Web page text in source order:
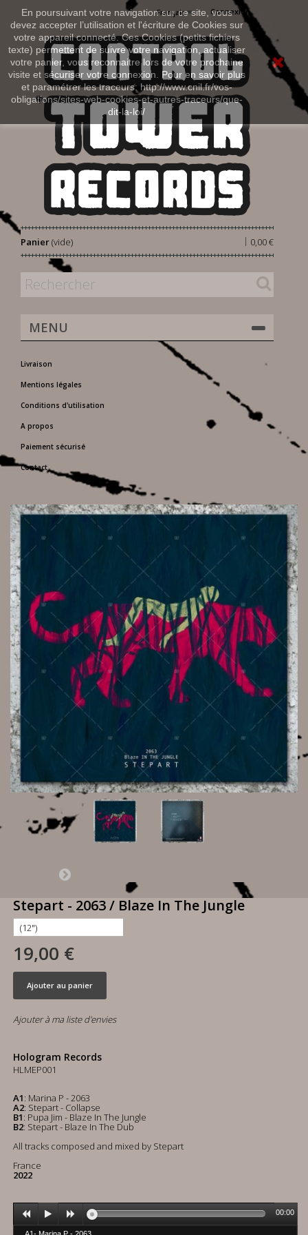
En poursuivant votre navigation sur ce site, vous
devez accepter l’utilisation et l'écriture de Cookies sur
votre appareil connecté. Ces Cookies (petits fichiers
texte) permettent de suivre votre navigation, actualiser
votre panier, vous reconnaitre lors de votre prochaine
visite et sécuriser votre connexion. Pour en savoir plus
et paramétrer les traceurs: http://www.cnil.fr/vos-
obligations/sites-web-cookies-et-autres-traceurs/que-
dit-la-loi/
Connexion
Français
Panier 0,00 €
|
(vide)
MENU
Livraison
Mentions légales
Conditions d'utilisation
A propos
Paiement sécurisé
Contact
Stepart - 2063 / Blaze In The Jungle
19,00 €
Ajouter au panier
Ajouter à ma liste d'envies
Hologram Records
HLMEP001
A1: Marina P - 2063
A2: Stepart - Collapse
B1: Pupa Jim - Blaze In The Jungle
B2: Stepart - Blaze In The Dub
All tracks composed and mixed by Stepart
France
2022
00:00